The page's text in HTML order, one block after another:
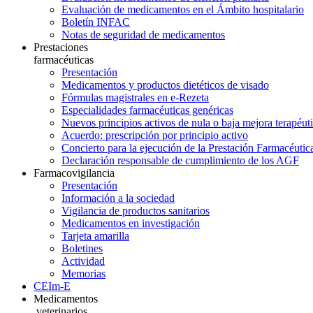
Evaluación de medicamentos en el Ámbito hospitalario
Boletín INFAC
Notas de seguridad de medicamentos
Prestaciones
farmacéuticas
Presentación
Medicamentos y productos dietéticos de visado
Fórmulas magistrales en e-Rezeta
Especialidades farmacéuticas genéricas
Nuevos principios activos de nula o baja mejora
Acuerdo: prescripción por principio activo
Concierto para la ejecución de la Prestación
Declaración responsable de cumplimiento de los AGF
Farmacovigilancia
Presentación
Información a la sociedad
Vigilancia de productos sanitarios
Medicamentos en investigación
Tarjeta amarilla
Boletines
Actividad
Memorias
CEIm-E
Medicamentos